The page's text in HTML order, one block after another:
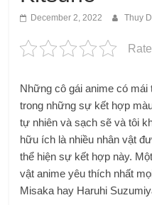
December 2, 2022 Thuy
Những cô gái anime có mái
trong những sự kết hợp
tự nhiên và sạch sẽ và tôi
hữu ích là nhiều nhân vật
thể hiện sự kết hợp này.
vật anime yêu thích nhất
Misaka hay Haruhi